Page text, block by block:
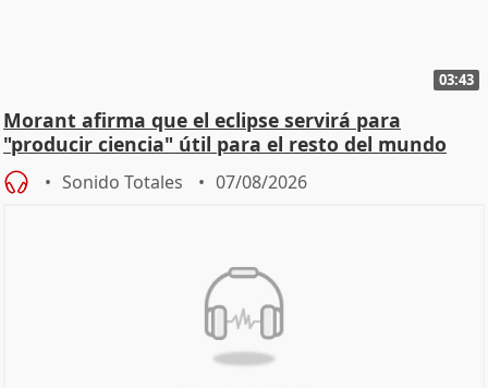
03:43
Morant afirma que el eclipse servirá para
"producir ciencia" útil para el resto del mundo
Sonido Totales 07/08/2026